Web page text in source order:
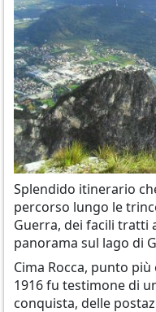
Splendido itinerario
percorso lungo le
Guerra, dei facili tratti
panorama sul lago di
Cima Rocca, punto
1916 fu testimone di
conquista, delle